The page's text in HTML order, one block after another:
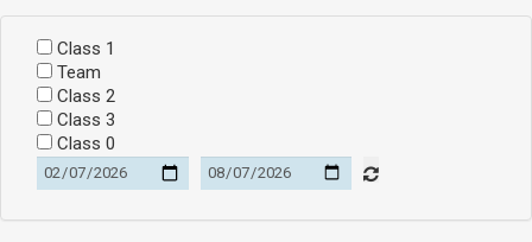
Class 1
Team
Class 2
Class 3
Class 0